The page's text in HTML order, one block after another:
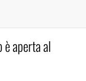
è aperta al